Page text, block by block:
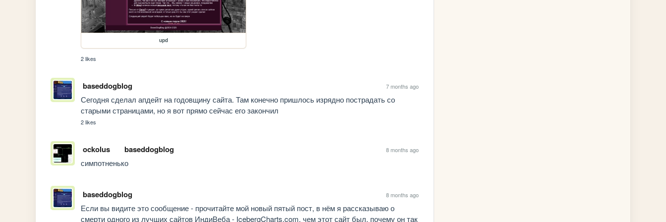
upd
2 likes
baseddogblog 7 months ago
Сегодня сделал апдейт на годовщину сайта. Там конечно пришлось изрядно пострадать со
старыми страницами, но я вот прямо сейчас его закончил
2 likes
ockolus baseddogblog 8 months ago
симпотненько
baseddogblog 8 months ago
Если вы видите это сообщение - прочитайте мой новый пятый пост, в нём я рассказываю о
смерти одного из лучших сайтов ИндиВеба - IcebergCharts.com, чем этот сайт был, почему он так